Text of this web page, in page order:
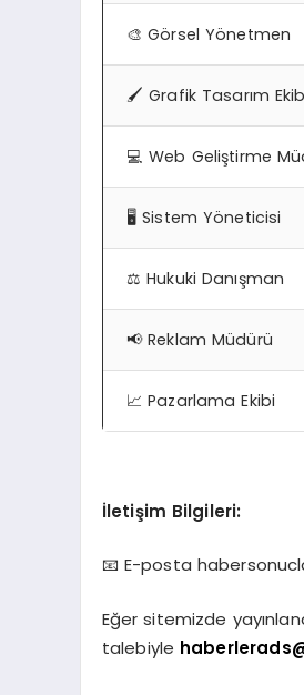
🎨 Görsel Yönetmen
🖌️ Grafik Tasarım
💻 Web Geliştirme
🖥️ Sistem Yöneticisi
⚖️ Hukuki Danışman
📢 Reklam Müdürü
📈 Pazarlama Ekibi
İletişim Bilgileri:
📧 E-posta
Eğer sitemizde
talebiyle